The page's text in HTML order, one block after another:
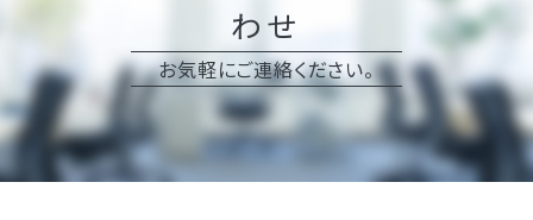
わせ
お気軽にご連絡ください。